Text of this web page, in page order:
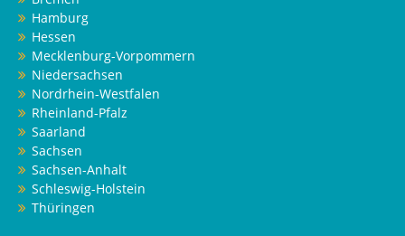
Hamburg
Hessen
Mecklenburg-Vorpommern
Niedersachsen
Nordrhein-Westfalen
Rheinland-Pfalz
Saarland
Sachsen
Sachsen-Anhalt
Schleswig-Holstein
Thüringen